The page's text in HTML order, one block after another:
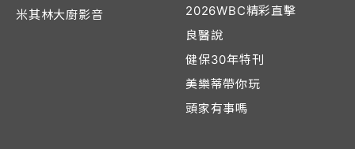
米其林大廚影音
2026WBC精彩直擊
良醫說
健保30年特刊
美樂蒂帶你玩
頭家有事嗎